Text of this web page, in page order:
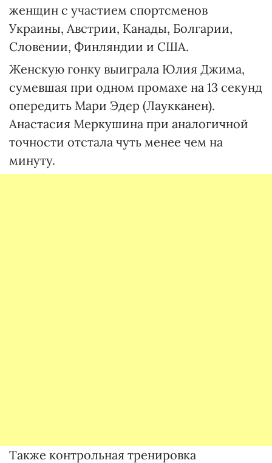
женщин с участием спортсменов
Украины, Австрии, Канады, Болгарии,
Словении, Финляндии и США.
Женскую гонку выиграла Юлия Джима,
сумевшая при одном промахе на 13 секунд
опередить Мари Эдер (Лаукканен).
Анастасия Меркушина при аналогичной
точности отстала чуть менее чем на
минуту.
Также контрольная тренировка